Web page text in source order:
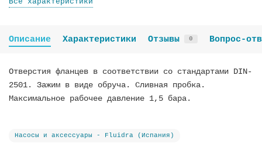
Описание Характеристики Отзывы 0 Вопрос-
Отверстия фланцев в соответствии со стандартами DIN-
2501. Зажим в виде обруча. Сливная пробка.
Максимальное рабочее давление 1,5 бара.
Насосы и аксессуары - Fluidra (Испания)